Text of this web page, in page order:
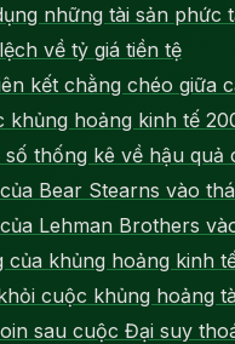
những tài sản phức
về tỷ giá tiền tệ
kết chằng chéo giữa
khủng hoảng kinh tế
thống kê về hậu quả
Bear Stearns vào
Lehman Brothers
của khủng hoảng kinh
cuộc khủng hoảng
sau cuộc Đại suy